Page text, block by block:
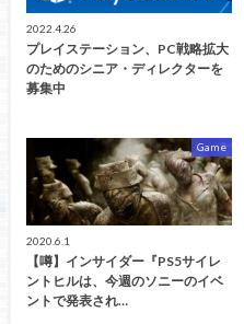
2022.4.26
プレイステーション、PC戦略拡大
のためのシニア・ディレクターを
募集中
Game
2020.6.1
【噂】インサイダー『PS5サイレ
ントヒルは、今週のソニーのイベ
ントで発表され…